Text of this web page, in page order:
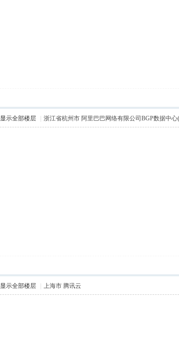
显示全部楼层 浙江省杭州市 阿里巴巴网络有限公司BGP数据中心
显示全部楼层 上海市 腾讯云